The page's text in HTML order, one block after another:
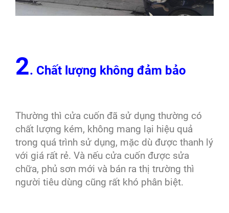
2. Chất lượng không đảm bảo
Thường thì cửa cuốn đã sử dụng thường có
chất lượng kém, không mang lại hiệu quả
trong quá trình sử dụng, mặc dù được thanh lý
với giá rất rẻ. Và nếu cửa cuốn được sửa
chữa, phủ sơn mới và bán ra thị trường thì
người tiêu dùng cũng rất khó phân biệt.